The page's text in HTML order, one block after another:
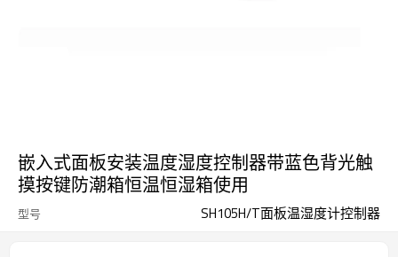
嵌入式面板安装温度湿度控制器带蓝色背光触
摸按键防潮箱恒温恒湿箱使用
型号 SH105H/T面板温湿度计控制器